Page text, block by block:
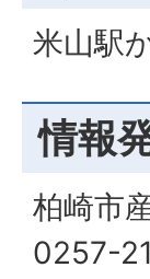
米山駅
情報
柏崎市
0257-